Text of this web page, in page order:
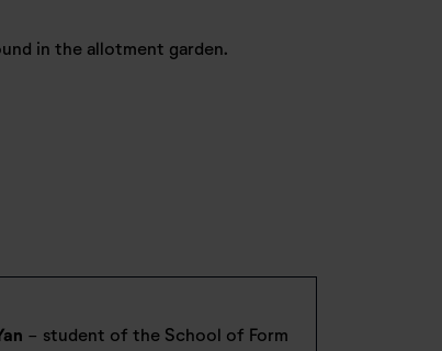
in the allotment garden.
- student of the School of Form